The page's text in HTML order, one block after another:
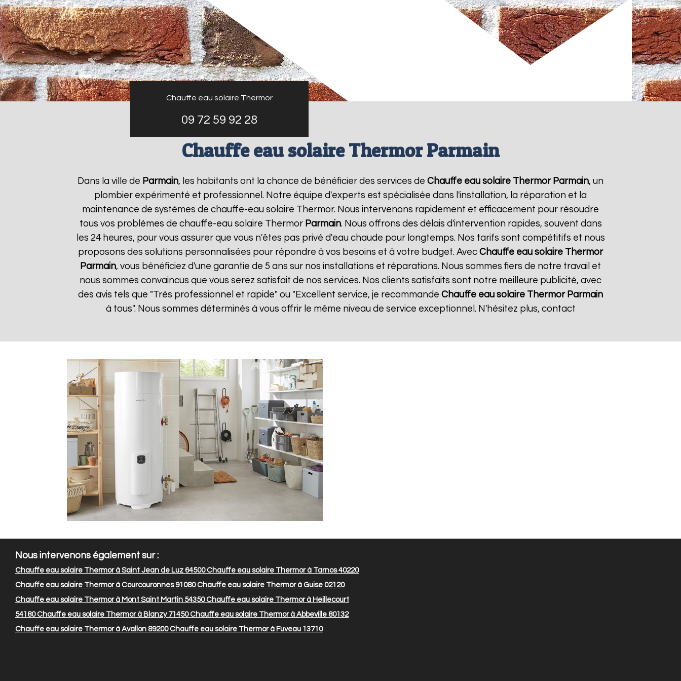
Chauffe eau solaire Thermor
09 72 59 92 28
Chauffe eau solaire Thermor Parmain
Dans la ville de Parmain, les habitants ont la chance de bénéficier des services de Chauffe eau solaire Thermor Parmain, un
plombier expérimenté et professionnel. Notre équipe d'experts est spécialisée dans l'installation, la réparation et la
maintenance de systèmes de chauffe-eau solaire Thermor. Nous intervenons rapidement et efficacement pour résoudre
tous vos problèmes de chauffe-eau solaire Thermor Parmain. Nous offrons des délais d'intervention rapides, souvent dans
les 24 heures, pour vous assurer que vous n'êtes pas privé d'eau chaude pour longtemps. Nos tarifs sont compétitifs et nous
proposons des solutions personnalisées pour répondre à vos besoins et à votre budget. Avec Chauffe eau solaire Thermor
Parmain, vous bénéficiez d'une garantie de 5 ans sur nos installations et réparations. Nous sommes fiers de notre travail et
nous sommes convaincus que vous serez satisfait de nos services. Nos clients satisfaits sont notre meilleure publicité, avec
des avis tels que "Très professionnel et rapide" ou "Excellent service, je recommande Chauffe eau solaire Thermor Parmain
à tous". Nous sommes déterminés à vous offrir le même niveau de service exceptionnel. N'hésitez plus, contact
Nous intervenons également sur :
Chauffe eau solaire Thermor à Saint Jean de Luz 64500Chauffe eau solaire Thermor à Tarnos 40220
Chauffe eau solaire Thermor à Courcouronnes 91080Chauffe eau solaire Thermor à Guise 02120
Chauffe eau solaire Thermor à Mont Saint Martin 54350Chauffe eau solaire Thermor à Heillecourt
54180Chauffe eau solaire Thermor à Blanzy 71450Chauffe eau solaire Thermor à Abbeville 80132
Chauffe eau solaire Thermor à Avallon 89200Chauffe eau solaire Thermor à Fuveau 13710